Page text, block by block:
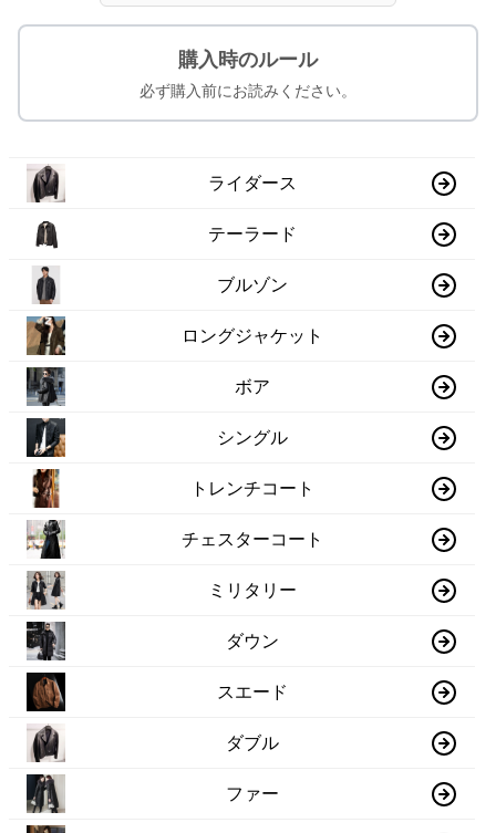
購入時のルール
必ず購入前にお読みください。
ライダース
テーラード
ブルゾン
ロングジャケット
ボア
シングル
トレンチコート
チェスターコート
ミリタリー
ダウン
スエード
ダブル
ファー